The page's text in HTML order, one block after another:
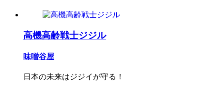
高機高齢戦士ジジル
味噌谷屋
日本の未来はジジイが守る！